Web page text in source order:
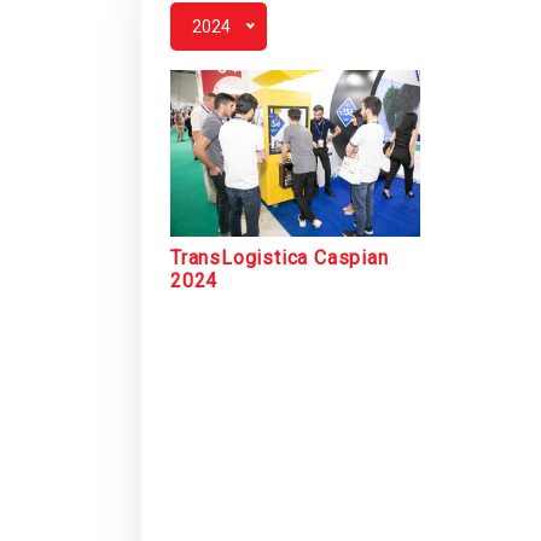
2024
TransLogistica Caspian
2024